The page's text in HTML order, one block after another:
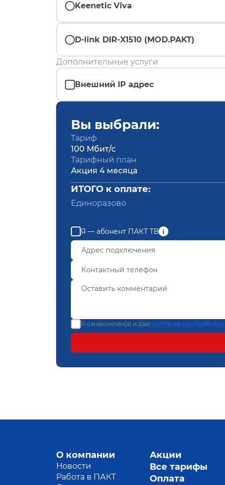
Keenetic Viva
D-link DIR-X1510 (MOD.PAKT)
Дополнительные услуги
Внешний IP адрес
Вы выбрали:
Тариф
100 Мбит/с
Тарифный план
Акция 4 месяца
ИТОГО к оплате:
Единоразово
Я — абонент ПАКТ ТВ
Я ознакомлен(а) и даю согласие на
О компании
Новости
Работа в ПАКТ
Акции
Все тарифы
Оплата